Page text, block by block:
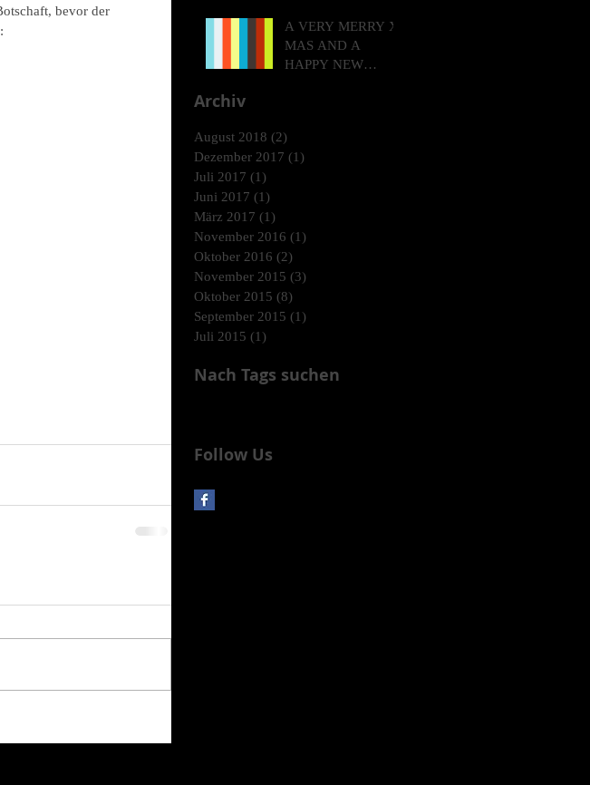
bevor der
A VERY MERRY X-
MAS AND A
HAPPY NEW
Archiv
August 2018 (2)
Dezember 2017 (1)
Juli 2017 (1)
Juni 2017 (1)
März 2017 (1)
November 2016 (1)
Oktober 2016 (2)
November 2015 (3)
Oktober 2015 (8)
September 2015 (1)
Juli 2015 (1)
Nach Tags suchen
Follow Us